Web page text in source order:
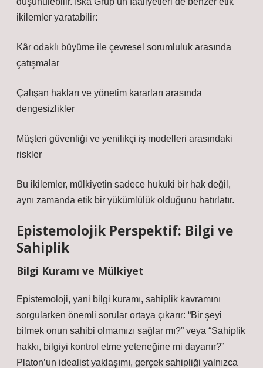
ikilemler yaratabilir:
Kâr odaklı büyüme ile çevresel sorumluluk arasında
çatışmalar
Çalışan hakları ve yönetim kararları arasında
dengesizlikler
Müşteri güvenliği ve yenilikçi iş modelleri arasındaki
riskler
Bu ikilemler, mülkiyetin sadece hukuki bir hak değil,
aynı zamanda etik bir yükümlülük olduğunu hatırlatır.
Epistemolojik Perspektif: Bilgi ve
Sahiplik
Bilgi Kuramı ve Mülkiyet
Epistemoloji, yani bilgi kuramı, sahiplik kavramını
sorgularken önemli sorular ortaya çıkarır: “Bir şeyi
bilmek onun sahibi olmamızı sağlar mı?” veya “Sahiplik
hakkı, bilgiyi kontrol etme yeteneğine mi dayanır?”
Platon’un idealist yaklaşımı, gerçek sahipliği yalnızca